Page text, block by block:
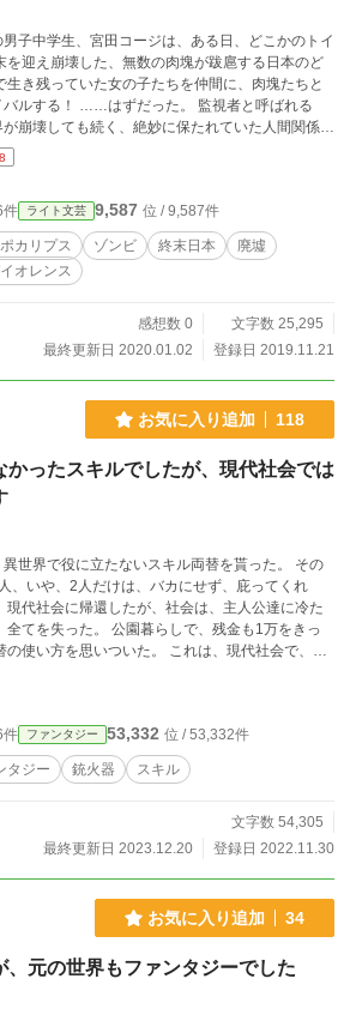
子中学生、宮田コージは、ある日、どこかのトイ
き残っていた女の子たちを仲間に、肉塊たちと
監視者と呼ばれる
崩壊しても続く、絶妙に保たれていた人間関係。
……。 終末世界でサバイバル！をエンジョイし
件 ライト文芸 9,587 位 / 9,587件
カリプス ゾンビ 終末日本
廃墟
オレンス
感想数 0
文字数 25,295
最終更新日 2020.01.02
登録日 2019.11.21
お気に入り追加 118
かったスキルでしたが、現代社会では
界で役に立たないスキル両替を貰った。 その
、いや、2人だけは、バカにせず、庇ってくれ
入れた男の話。
件 ファンタジー 53,332 位 / 53,332件
タジー 銃火器 スキル
文字数 54,305
最終更新日 2023.12.20
登録日 2022.11.30
お気に入り追加 34
、元の世界もファンタジーでした